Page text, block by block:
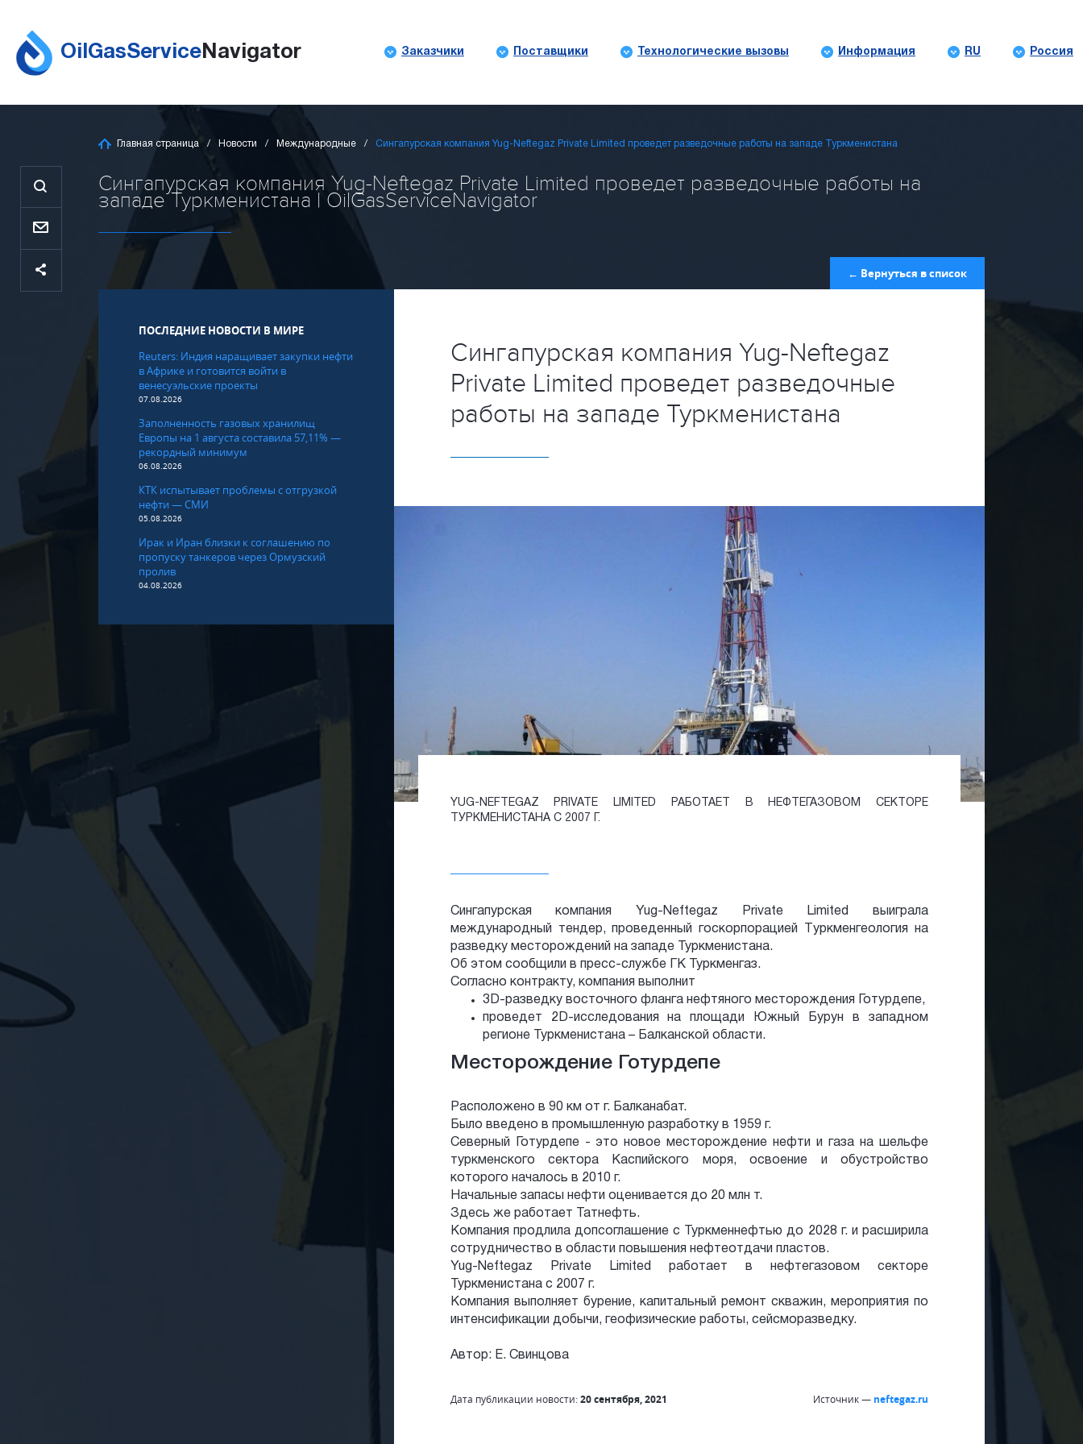
OilGasService Navigator Заказчики Поставщики Технологические вызовы Информация RU Россия
Главная страница Новости Международные Сингапурская компания Yug-Neftegaz Private Limited проведет разведочные работы на западе Туркменистана
Сингапурская компания Yug-Neftegaz Private Limited проведет разведочные работы на
западе Туркменистана | OilGasServiceNavigator
← Вернуться в список
ПОСЛЕДНИЕ НОВОСТИ В МИРЕ
Reuters: Индия наращивает закупки нефти
в Африке и готовится войти в
венесуэльские проекты
07.08.2026
Заполненность газовых хранилищ
Европы на 1 августа составила 57,11% —
рекордный минимум
06.08.2026
КТК испытывает проблемы с отгрузкой
нефти — СМИ
05.08.2026
Ирак и Иран близки к соглашению по
пропуску танкеров через Ормузский
пролив
04.08.2026
Сингапурская компания Yug-Neftegaz
Private Limited проведет разведочные
работы на западе Туркменистана
YUG-NEFTEGAZ PRIVATE LIMITED РАБОТАЕТ В НЕФТЕГАЗОВОМ СЕКТОРЕ
ТУРКМЕНИСТАНА С 2007 Г.
Сингапурская компания Yug-Neftegaz Private Limited выиграла
международный тендер, проведенный госкорпорацией Tуркменгеология на
разведку месторождений на западе Туркменистана.
Об этом сообщили в пресс-службе ГК Туркменгаз.
Согласно контракту, компания выполнит
3D-разведку восточного фланга нефтяного месторождения Готурдепе,
проведет 2D-исследования на площади Южный Бурун в западном
регионе Туркменистана – Балканской области.
Месторождение Готурдепе
Расположено в 90 км от г. Балканабат.
Было введено в промышленную разработку в 1959 г.
Северный Готурдепе - это новое месторождение нефти и газа на шельфе
туркменского сектора Каспийского моря, освоение и обустройство
которого началось в 2010 г.
Начальные запасы нефти оценивается до 20 млн т.
Здесь же работает Татнефть.
Компания продлила допсоглашение с Туркменнефтью до 2028 г. и расширила
сотрудничество в области повышения нефтеотдачи пластов.
Yug-Neftegaz Private Limited работает в нефтегазовом секторе
Туркменистана с 2007 г.
Компания выполняет бурение, капитальный ремонт скважин, мероприятия по
интенсификации добычи, геофизические работы, сейсморазведку.
Автор: Е. Свинцова
Дата публикации новости:20 сентября, 2021 Источник — neftegaz.ru